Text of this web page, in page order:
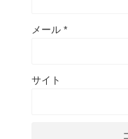
メール *
サイト